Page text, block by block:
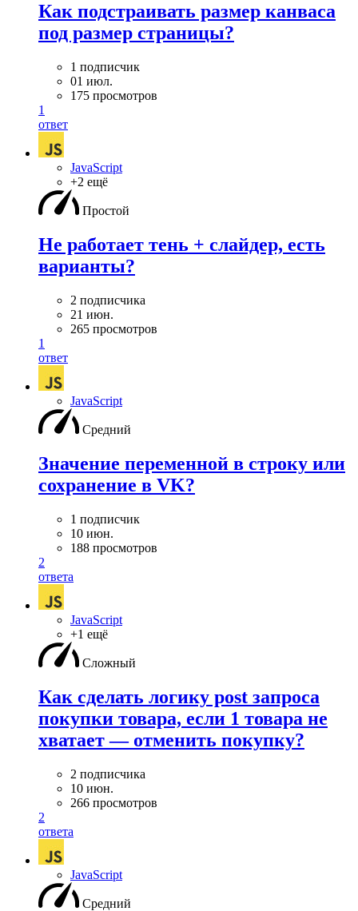
Как подстраивать размер канваса
под размер страницы?
1 подписчик
01 июл.
175 просмотров
1
ответ
JavaScript
+2 ещё
Простой
Не работает тень + слайдер, есть
варианты?
2 подписчика
21 июн.
265 просмотров
1
ответ
JavaScript
Средний
Значение переменной в строку или
сохранение в VK?
1 подписчик
10 июн.
188 просмотров
2
ответа
JavaScript
+1 ещё
Сложный
Как сделать логику post запроса
покупки товара, если 1 товара не
хватает — отменить покупку?
2 подписчика
10 июн.
266 просмотров
2
ответа
JavaScript
Средний